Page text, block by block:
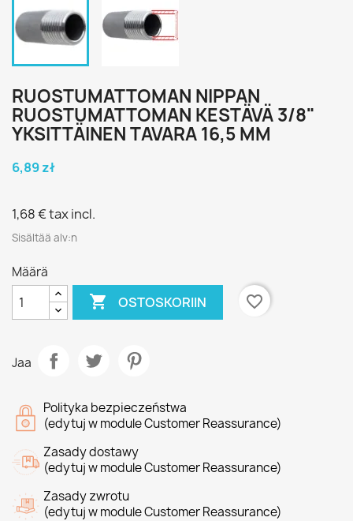
RUOSTUMATTOMAN NIPPAN
RUOSTUMATTOMAN KESTÄVÄ 3/8"
YKSITTÄINEN TAVARA 16,5 MM
6,89 zł
1,68 €tax incl.
Sisältää alv:n
Määrä
 OSTOSKORIIN favorite_border
Jaa
Polityka bezpieczeństwa
(edytuj w module Customer Reassurance)
Zasady dostawy
(edytuj w module Customer Reassurance)
Zasady zwrotu
(edytuj w module Customer Reassurance)